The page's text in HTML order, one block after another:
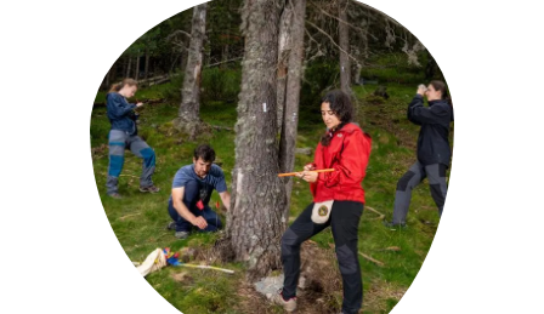
NOTÍCIES I AGENDA